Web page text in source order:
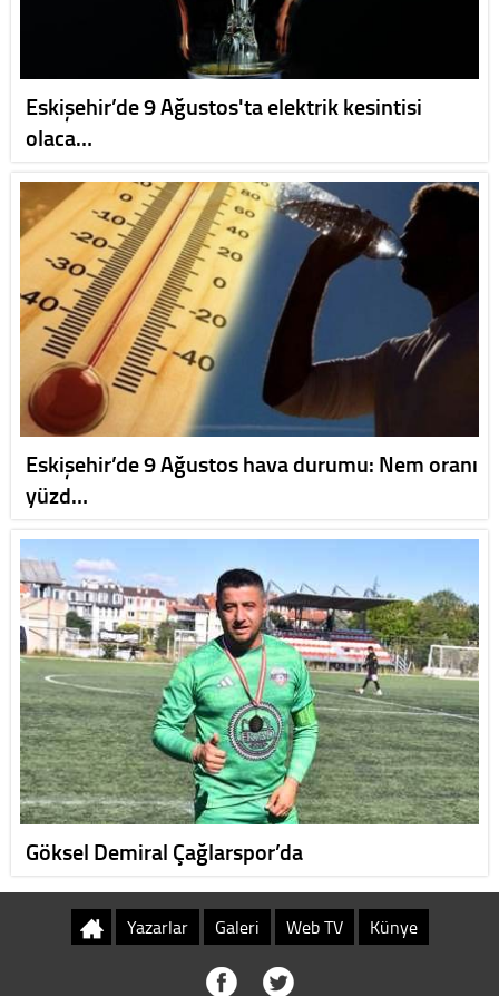
Eskişehir’de 9 Ağustos'ta elektrik kesintisi
olaca…
Eskişehir’de 9 Ağustos hava durumu: Nem oranı
yüzd…
Göksel Demiral Çağlarspor’da
Yazarlar Galeri Web TV Künye